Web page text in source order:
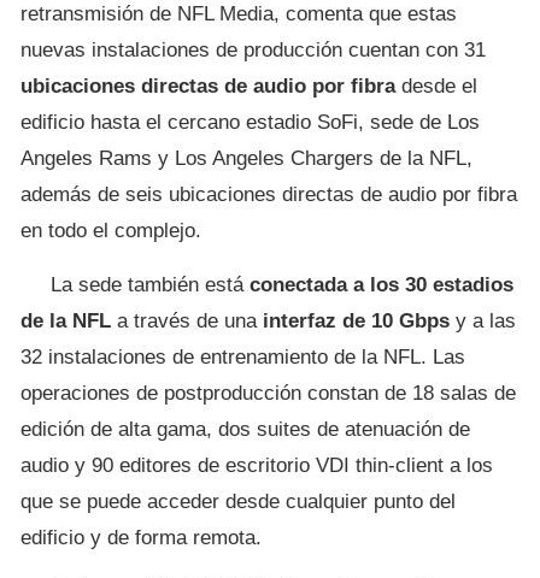
retransmisión de NFL Media, comenta que estas
nuevas instalaciones de producción cuentan con 31
ubicaciones directas de audio por fibra desde el
edificio hasta el cercano estadio SoFi, sede de Los
Angeles Rams y Los Angeles Chargers de la NFL,
además de seis ubicaciones directas de audio por fibra
en todo el complejo.
La sede también está conectada a los 30 estadios
de la NFL a través de una interfaz de 10 Gbps y a las
32 instalaciones de entrenamiento de la NFL. Las
operaciones de postproducción constan de 18 salas de
edición de alta gama, dos suites de atenuación de
audio y 90 editores de escritorio VDI thin-client a los
que se puede acceder desde cualquier punto del
edificio y de forma remota.